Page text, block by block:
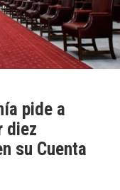
pide a
diez
su Cuenta